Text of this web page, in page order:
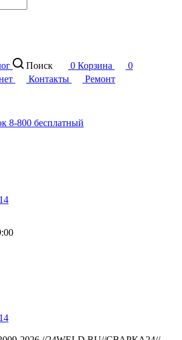
Поиск 0 Корзина
0
Контакты Ремонт
8-800 бесплатный